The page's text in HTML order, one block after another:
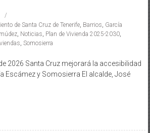
de Santa Cruz de Tenerife, Barrios, García
, Noticias, Plan de Vivienda 2025-2030,
, Somosierra
2026 Santa Cruz mejorará la accesibilidad
Escámez y Somosierra El alcalde, José